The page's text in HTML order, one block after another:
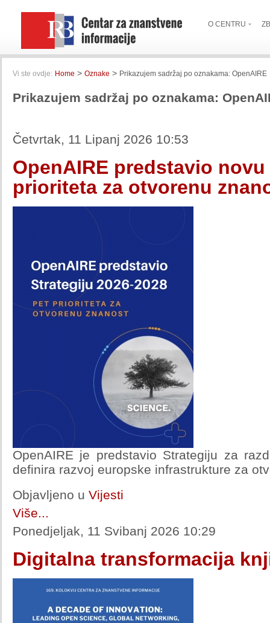
O CENTRU
Vi ste ovdje: Home > Oznake > Prikazujem sadržaj po oznakama: OpenAIRE
Prikazujem sadržaj po oznakama:
Četvrtak, 11 Lipanj 2026 10:53
OpenAIRE predstavio
prioriteta za otvorenu
OpenAIRE je predstavio Strategiju za
definira razvoj europske infrastrukture za
Objavljeno u Vijesti
Više...
Ponedjeljak, 11 Svibanj 2026 10:29
Digitalna transformacija